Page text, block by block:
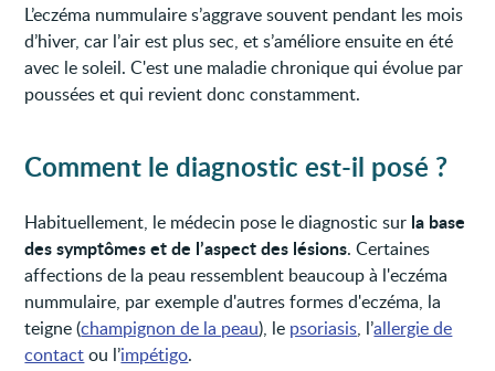
L’eczéma nummulaire s’aggrave souvent pendant les mois
d’hiver, car l’air est plus sec, et s’améliore ensuite en été
avec le soleil. C'est une maladie chronique qui évolue par
poussées et qui revient donc constamment.
Comment le diagnostic est-il posé ?
Habituellement, le médecin pose le diagnostic sur la base
des symptômes et de l’aspect des lésions. Certaines
affections de la peau ressemblent beaucoup à l'eczéma
nummulaire, par exemple d'autres formes d'eczéma, la
teigne (champignon de la peau), le psoriasis, l’allergie de
contactou l’impétigo.